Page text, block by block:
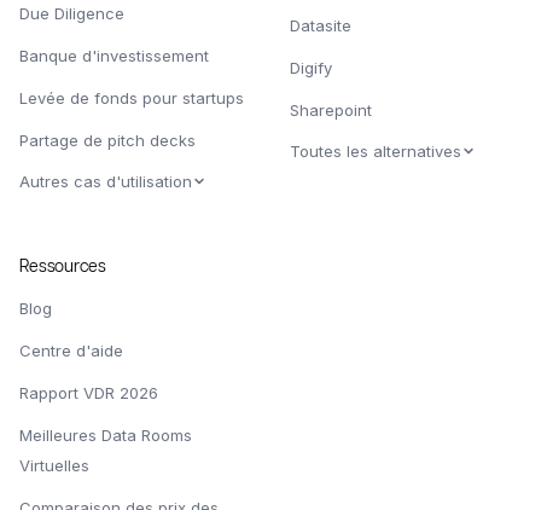
Due Diligence
Banque d'investissement
Levée de fonds pour startups
Partage de pitch decks
Autres cas d'utilisation
Datasite
Digify
Sharepoint
Toutes les alternatives
Ressources
Blog
Centre d'aide
Rapport VDR 2026
Meilleures Data Rooms
Virtuelles